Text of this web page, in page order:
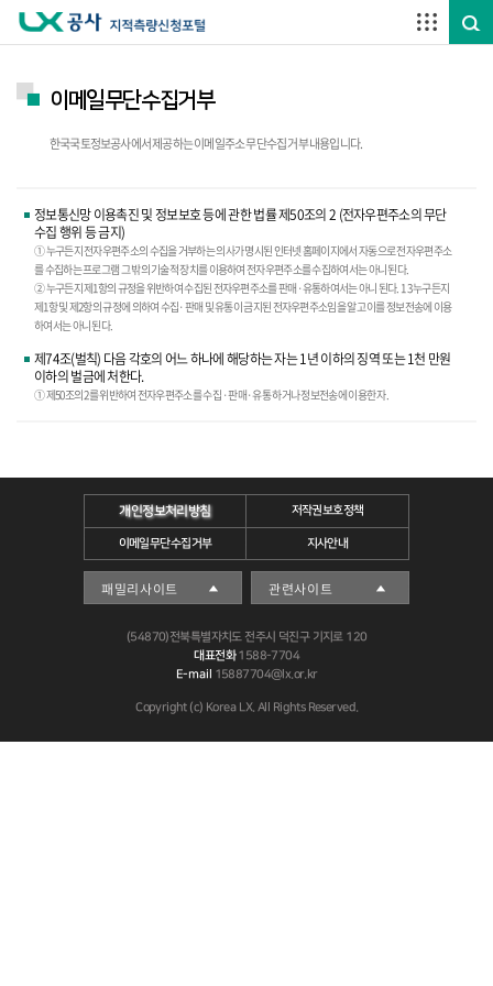
이메일무단수집거부
한국국토정보공사에서 제공하는 이메일주소 무단수집 거부 내용입니다.
정보통신망 이용촉진 및 정보보호 등에 관한 법률 제50조의 2 (전자우편주소의 무단
수집 행위 등 금지)
① 누구든지 전자우편주소의 수집을 거부하는 의사가 명시된 인터넷 홈페이지에서 자동으로 전자우편주소
를 수집하는 프로그램 그 밖의 기술적 장치를 이용하여 전자우편주소를 수집하여서는 아니 된다.
② 누구든지 제1항의 규정을 위반하여 수집된 전자우편주소를 판매·유통하여서는 아니 된다. 1 3 누구든지
제1항 및 제2항의 규정에 의하여 수집·판매 및 유통이 금지된 전자우편주소임을 알고 이를 정보전송에 이용
하여서는 아니 된다.
제74조(벌칙) 다음 각호의 어느 하나에 해당하는 자는 1년 이하의 징역 또는 1천 만원
이하의 벌금에 처한다.
① 제50조의 2를 위반하여 전자우편주소를 수집 ·판매·유통 하거나 정보전송에 이용한 자.
개인정보처리방침 저작권보호정책
이메일무단수집거부 지사안내
(54870)전북특별자치도 전주시 덕진구 기지로 120
대표전화1588-7704
E-mail 15887704@lx.or.kr
Copyright (c) Korea LX. All Rights Reserved.